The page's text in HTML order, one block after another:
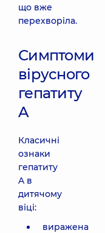
що вже
перехворіла.
Симптоми
вірусного
гепатиту
A
Класичні
ознаки
гепатиту
A в
дитячому
віці:
виражена